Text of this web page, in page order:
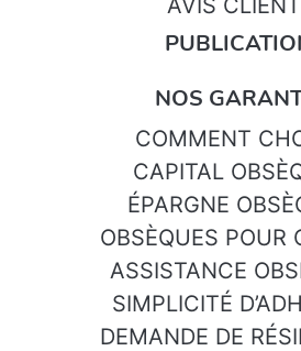
AVIS
NOS
COMMENT
CAPITAL
ÉPARGNE
OBSÈQUES POUR
ASSISTANCE
SIMPLICITÉ
DEMANDE DE